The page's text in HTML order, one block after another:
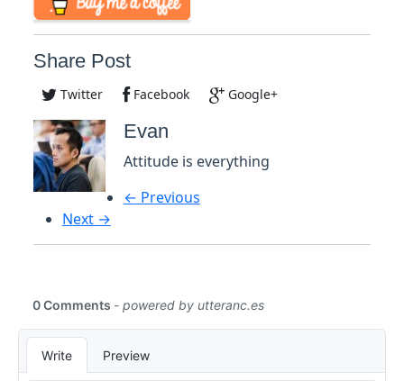
Share Post
Twitter Facebook Google+
Evan
Attitude is everything
← Previous
Next →